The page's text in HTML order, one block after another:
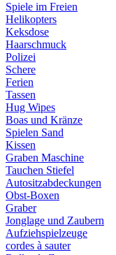
Spiele im Freien
Helikopters
Keksdose
Haarschmuck
Polizei
Schere
Ferien
Tassen
Hug Wipes
Boas und Kränze
Spielen Sand
Kissen
Graben Maschine
Tauchen Stiefel
Autositzabdeckungen
Obst-Boxen
Graber
Jonglage und Zaubern
Aufziehspielzeuge
cordes à sauter